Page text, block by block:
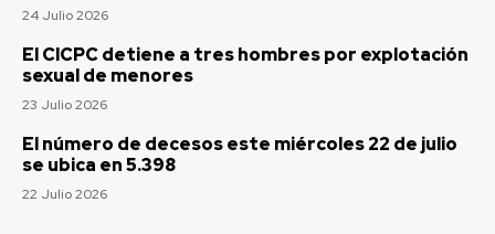
24 Julio 2026
El CICPC detiene a tres hombres por explotación
sexual de menores
23 Julio 2026
El número de decesos este miércoles 22 de julio
se ubica en 5.398
22 Julio 2026